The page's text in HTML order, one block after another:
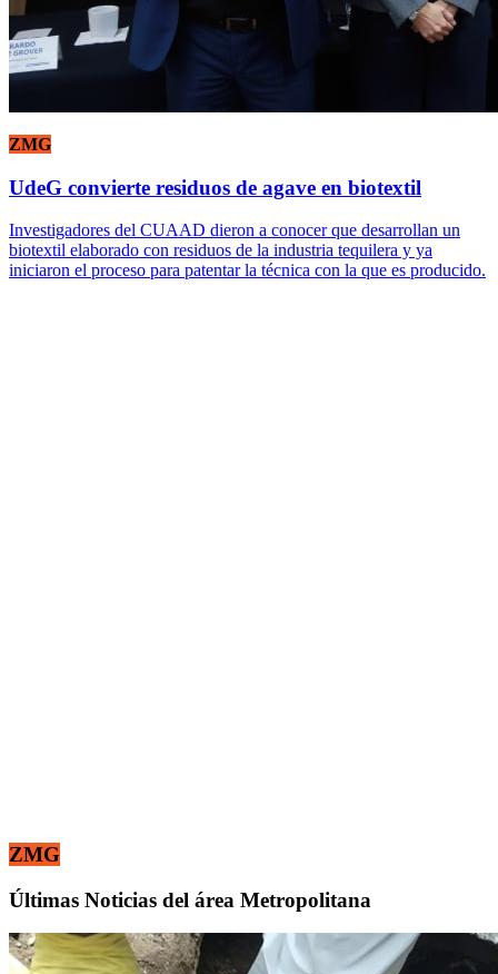
ZMG
UdeG convierte residuos de agave en biotextil
Investigadores del CUAAD dieron a conocer que desarrollan un
biotextil elaborado con residuos de la industria tequilera y ya
iniciaron el proceso para patentar la técnica con la que es producido.
ZMG
Últimas Noticias del área Metropolitana